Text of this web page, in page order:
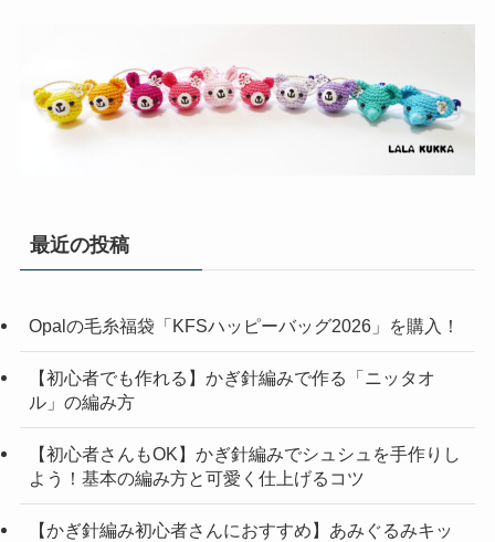
最近の投稿
Opalの毛糸福袋「KFSハッピーバッグ2026」を購入！
【初心者でも作れる】かぎ針編みで作る「ニッタオ
ル」の編み方
【初心者さんもOK】かぎ針編みでシュシュを手作りし
よう！基本の編み方と可愛く仕上げるコツ
【かぎ針編み初心者さんにおすすめ】あみぐるみキッ